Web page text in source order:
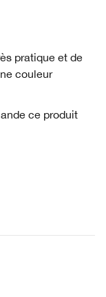
pratique et de
couleur
ce produit